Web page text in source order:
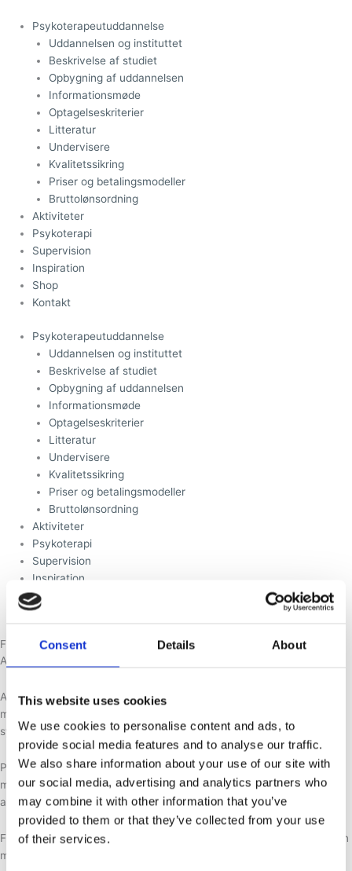
Consent Details About
This website uses cookies
We use cookies to personalise content and ads, to
provide social media features and to analyse our traffic.
We also share information about your use of our site with
our social media, advertising and analytics partners who
may combine it with other information that you’ve
provided to them or that they’ve collected from your use
of their services.
indholdet
Psykoterapeutuddannelse
Uddannelsen og instituttet
Beskrivelse af studiet
Opbygning af uddannelsen
Informationsmøde
Optagelseskriterier
Litteratur
Undervisere
Kvalitetssikring
Priser og betalingsmodeller
Bruttolønsordning
Aktiviteter
Psykoterapi
Supervision
Inspiration
Shop
Kontakt
Psykoterapeutuddannelse
Uddannelsen og instituttet
Beskrivelse af studiet
Opbygning af uddannelsen
Informationsmøde
Optagelseskriterier
Litteratur
Undervisere
Kvalitetssikring
Priser og betalingsmodeller
Bruttolønsordning
Aktiviteter
Psykoterapi
Supervision
Inspiration
Shop
Kontakt
Firewalking 2026
At gå på gløder er en symbolsk handling og et inspirerende ritual.
At arbejde med ilden, og eventuelt gå på gløder, er et middel til at
møde kræfter i dig selv, hinsides dine vante forestillinger. Det er en
symbolsk handling og et inspirerende ritual.
På Lenes Firewalking kurser er mange mennesker kommet i kontakt
med essentiel mening, og det de skal realisere i livet. Lene har
afholdt Firewalkingkurser 31 år i træk.
Firewalking kan bringe dig i kontakt med tilstande, hvor der ikke er en
modsætning mellem kærlighed til dig selv og til andre.